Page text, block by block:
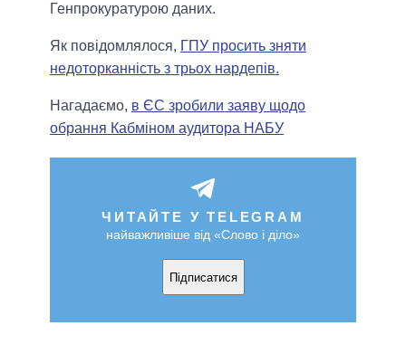
Генпрокуратурою даних.
Як повідомлялося, ГПУ просить зняти
недоторканність з трьох нардепів.
Нагадаємо, в ЄС зробили заяву щодо
обрання Кабміном аудитора НАБУ
ЧИТАЙТЕ У TELEGRAM
найважливіше від «Слово і діло»
Підписатися